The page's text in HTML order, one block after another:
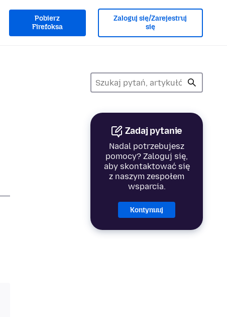
Pobierz
Firefoksa
Zaloguj się/Zarejestruj
się
Zadaj pytanie
Nadal potrzebujesz
pomocy? Zaloguj się,
aby skontaktować się
z naszym zespołem
wsparcia.
Kontynuuj